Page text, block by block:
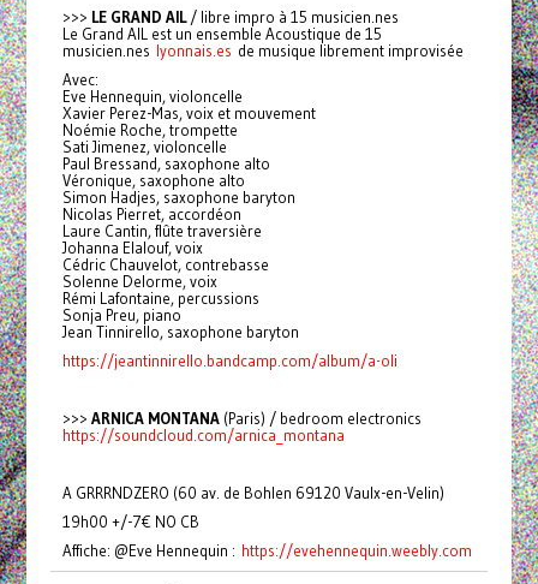
>>> LE GRAND AIL/ libre impro à 15 musicien.nes
Le Grand AIL est un ensemble Acoustique de 15
musicien.nes lyonnais.es de musique librement improvisée
Avec:
Eve Hennequin, violoncelle
Xavier Perez-Mas, voix et mouvement
Noémie Roche, trompette
Sati Jimenez, violoncelle
Paul Bressand, saxophone alto
Véronique, saxophone alto
Simon Hadjes, saxophone baryton
Nicolas Pierret, accordéon
Laure Cantin, flûte traversière
Johanna Elalouf, voix
Cédric Chauvelot, contrebasse
Solenne Delorme, voix
Rémi Lafontaine, percussions
Sonja Preu, piano
Jean Tinnirello, saxophone baryton
https://jeantinnirello.bandcamp.com/album/a-oli
>>> ARNICA MONTANA(Paris) / bedroom electronics
https://soundcloud.com/arnica_montana
A GRRRNDZERO (60 av. de Bohlen 69120 Vaulx-en-Velin)
19h00 +/-7€ NO CB
Affiche: @Eve Hennequin : https://evehennequin.weebly.com